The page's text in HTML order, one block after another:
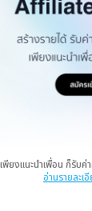
เพียงแนะนำเพื่อน ก็รับ
อ่านรายละเ